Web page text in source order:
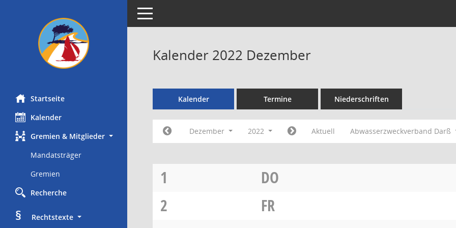
Startseite
Kalender
Gremien & Mitglieder
Mandatsträger
Gremien
Recherche
§
     Rechtstexte
Toggle navigation
Kalender 2022 Dezember
Kalender Termine Niederschriften
Dezember 2022 Aktuell Abwasserzweckverband Darß
1
DO
2
FR